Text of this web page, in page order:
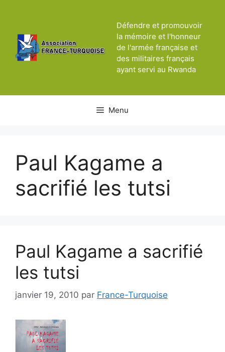
Défendre et promouvoir
la mémoire et l'honneur
de l'armée française et
des militaires français
ayant servi au Rwanda
Menu
Paul Kagame a
sacrifié les tutsi
Paul Kagame a sacrifié
les tutsi
janvier 19, 2010 par France-Turquoise